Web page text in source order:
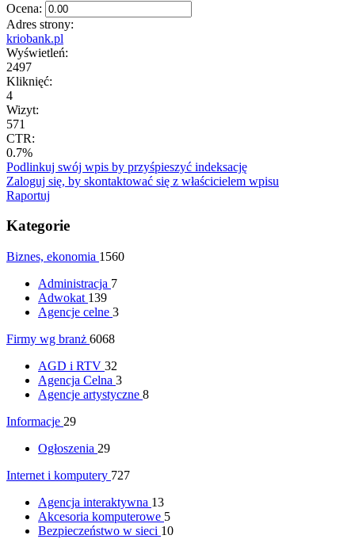
Ocena:
Adres strony:
kriobank.pl
Wyświetleń:
2497
Kliknięć:
4
Wizyt:
571
CTR:
0.7%
Podlinkuj swój wpis by przyśpieszyć indeksację
Zaloguj się, by skontaktować się z właścicielem wpisu
Raportuj
Kategorie
Biznes, ekonomia 1560
Administracja 7
Adwokat 139
Agencje celne 3
Firmy wg branż 6068
AGD i RTV 32
Agencja Celna 3
Agencje artystyczne 8
Informacje 29
Ogłoszenia 29
Internet i komputery 727
Agencja interaktywna 13
Akcesoria komputerowe 5
Bezpieczeństwo w sieci 10